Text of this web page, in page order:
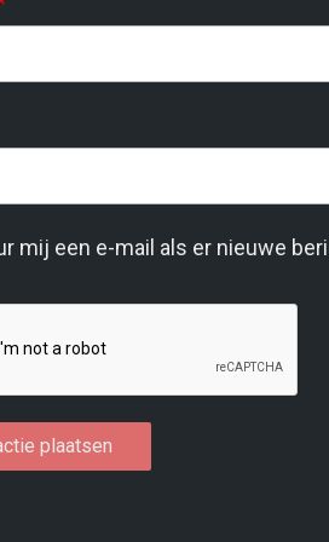
mij een e-mail als er nieuwe